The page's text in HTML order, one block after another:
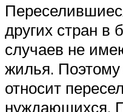
других стран в
случаев не
жилья.
относит
нуждающихся.